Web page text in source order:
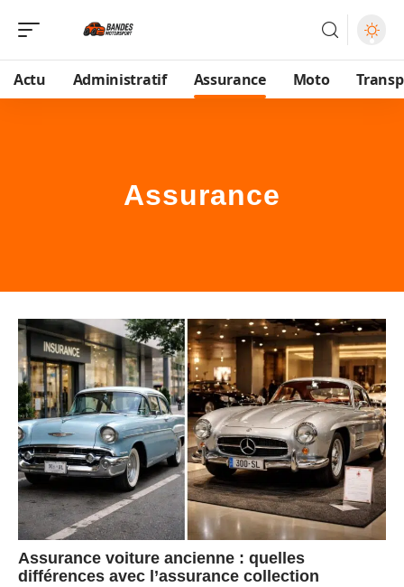
Actu Administratif Assurance Moto
Assurance
Assurance voiture ancienne : quelles
différences avec l’assurance collection